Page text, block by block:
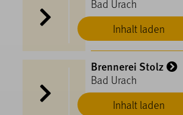
Inhalt laden
Bad Urach
Inhalt laden
Brennerei Stolz
Bad Urach